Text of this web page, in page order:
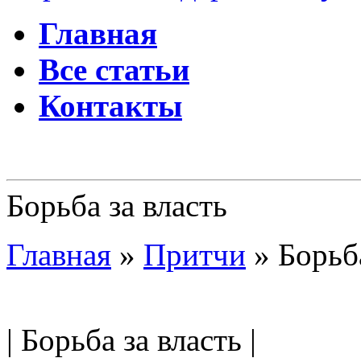
Главная
Все статьи
Контакты
Борьба за власть
Главная » Притчи »
| Борьба за власть |